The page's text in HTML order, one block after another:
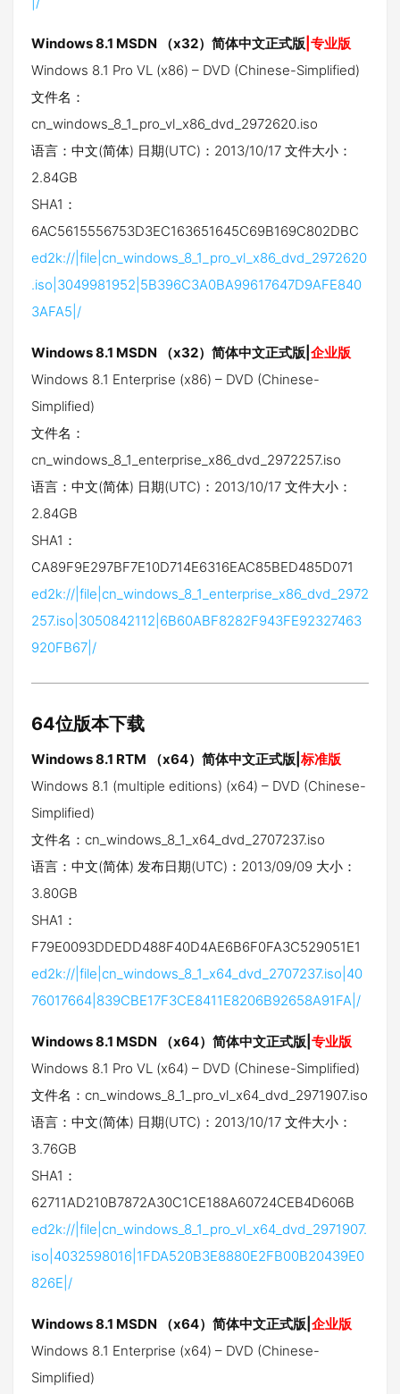
Windows 8.1 MSDN （x32）简体中文正式版 |专业版
Windows 8.1 Pro VL (x86) – DVD (Chinese-Simplified)
文件名：
cn_windows_8_1_pro_vl_x86_dvd_2972620.iso
语言：中文(简体) 日期(UTC)：2013/10/17 文件大小：
2.84GB
SHA1：
6AC5615556753D3EC163651645C69B169C802DBC
ed2k://|file|cn_windows_8_1_pro_vl_x86_dvd_2972620
.iso|3049981952|5B396C3A0BA99617647D9AFE840
3AFA5|/
Windows 8.1 MSDN （x32）简体中文正式版| 企业版
Windows 8.1 Enterprise (x86) – DVD (Chinese-
Simplified)
文件名：
cn_windows_8_1_enterprise_x86_dvd_2972257.iso
语言：中文(简体) 日期(UTC)：2013/10/17 文件大小：
2.84GB
SHA1：
CA89F9E297BF7E10D714E6316EAC85BED485D071
ed2k://|file|cn_windows_8_1_enterprise_x86_dvd_2972
257.iso|3050842112|6B60ABF8282F943FE92327463
920FB67|/
64位版本下载
Windows 8.1 RTM （x64）简体中文正式版| 标准版
Windows 8.1 (multiple editions) (x64) – DVD (Chinese-
Simplified)
文件名：cn_windows_8_1_x64_dvd_2707237.iso
语言：中文(简体) 发布日期(UTC)：2013/09/09 大小：
3.80GB
SHA1：
F79E0093DDEDD488F40D4AE6B6F0FA3C529051E1
ed2k://|file|cn_windows_8_1_x64_dvd_2707237.iso|40
76017664|839CBE17F3CE8411E8206B92658A91FA|/
Windows 8.1 MSDN （x64）简体中文正式版| 专业版
Windows 8.1 Pro VL (x64) – DVD (Chinese-Simplified)
文件名：cn_windows_8_1_pro_vl_x64_dvd_2971907.iso
语言：中文(简体) 日期(UTC)：2013/10/17 文件大小：
3.76GB
SHA1：
62711AD210B7872A30C1CE188A60724CEB4D606B
ed2k://|file|cn_windows_8_1_pro_vl_x64_dvd_2971907.
iso|4032598016|1FDA520B3E8880E2FB00B20439E0
826E|/
Windows 8.1 MSDN （x64）简体中文正式版| 企业版
Windows 8.1 Enterprise (x64) – DVD (Chinese-
Simplified)